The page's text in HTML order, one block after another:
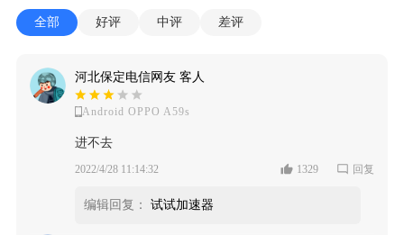
全部 好评 中评 差评
河北保定电信网友 客人
Android OPPO A59s
进不去
2022/4/28 11:14:32 1329 回复
编辑回复： 试试加速器